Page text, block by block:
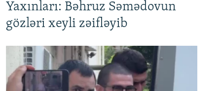
Yaxınları: Bəhruz Səmədovun
gözləri xeyli zəifləyib